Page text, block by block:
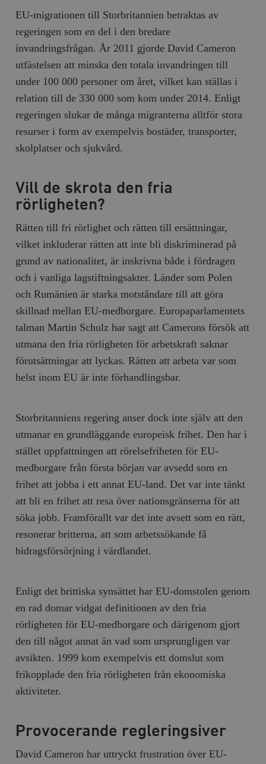
EU-migrationen till Storbritannien betraktas av
regeringen som en del i den bredare
invandringsfrågan. År 2011 gjorde David Cameron
utfästelsen att minska den totala invandringen till
under 100 000 personer om året, vilket kan ställas i
relation till de 330 000 som kom under 2014. Enligt
regeringen slukar de många migranterna alltför stora
resurser i form av exempelvis bostäder, transporter,
skolplatser och sjukvård.
Vill de skrota den fria
rörligheten?
Rätten till fri rörlighet och rätten till ersättningar,
vilket inkluderar rätten att inte bli diskriminerad på
grund av nationalitet, är inskrivna både i fördragen
och i vanliga lagstiftningsakter. Länder som Polen
och Rumänien är starka motståndare till att göra
skillnad mellan EU-medborgare. Europaparlamentets
talman Martin Schulz har sagt att Camerons försök att
utmana den fria rörligheten för arbetskraft saknar
förutsättningar att lyckas. Rätten att arbeta var som
helst inom EU är inte förhandlingsbar.
Storbritanniens regering anser dock inte själv att den
utmanar en grundläggande europeisk frihet. Den har i
stället uppfattningen att rörelsefriheten för EU-
medborgare från första början var avsedd som en
frihet att jobba i ett annat EU-land. Det var inte tänkt
att bli en frihet att resa över nationsgränserna för att
söka jobb. Framförallt var det inte avsett som en rätt,
resonerar britterna, att som arbetssökande få
bidragsförsörjning i värdlandet.
Enligt det brittiska synsättet har EU-domstolen genom
en rad domar vidgat definitionen av den fria
rörligheten för EU-medborgare och därigenom gjort
den till något annat än vad som ursprungligen var
avsikten. 1999 kom exempelvis ett domslut som
frikopplade den fria rörligheten från ekonomiska
aktiviteter.
Provocerande regleringsiver
David Cameron har uttryckt frustration över EU-